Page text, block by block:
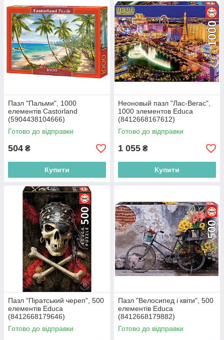
Пазл "Пальми", 1000
елементів Castorland
(5904438104666)
Готово до відправки
504 ₴
Купити
Неоновый пазл "Лас-Вегас",
1000 элементов Educa
(8412668167612)
Готово до відправки
1 055 ₴
Купити
Пазл "Піратський череп", 500
елементів Educa
(8412668179646)
Готово до відправки
Пазл "Велосипед і квіти", 500
елементів Educa
(8412668179882)
Готово до відправки